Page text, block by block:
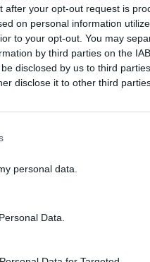
after your opt-out request is
on personal information
to your opt-out. You may
by third parties on the
disclosed by us to third
disclose it to other third
personal data.
Data.
den anderen Schiffen auch?!
Schiff !